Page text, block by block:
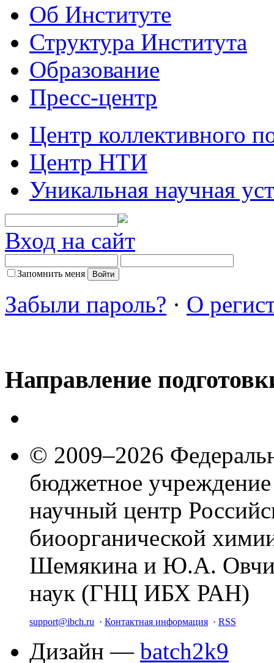
Об Институте
Структура Института
Образование
Пресс-центр
Центр коллективного
Центр НТИ
Уникальная научная
Вход на сайт
Запомнить меня
Забыли пароль? · О
Направление
© 2009–2026
бюджетное
научный центр
биоорганической
Шемякина и Ю.А.
наук (ГНЦ ИБХ РАН)
support@ibch.ru · Контактная информация · RSS
Дизайн — batch2k9